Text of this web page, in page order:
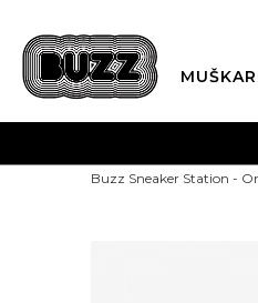
Buzz Sneaker Station -